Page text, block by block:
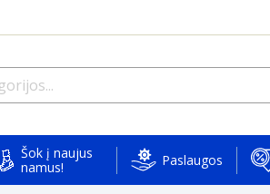
Šok į naujus
namus!
Paslaugos